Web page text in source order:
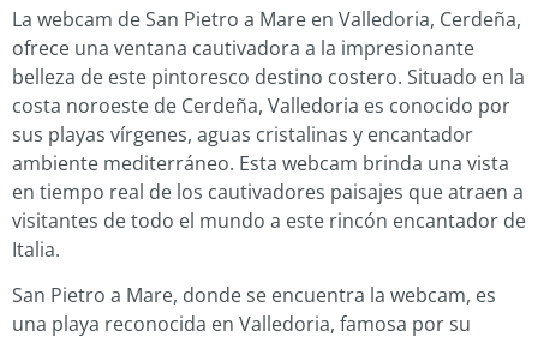
La webcam de San Pietro a Mare en Valledoria, Cerdeña,
ofrece una ventana cautivadora a la impresionante
belleza de este pintoresco destino costero. Situado en la
costa noroeste de Cerdeña, Valledoria es conocido por
sus playas vírgenes, aguas cristalinas y encantador
ambiente mediterráneo. Esta webcam brinda una vista
en tiempo real de los cautivadores paisajes que atraen a
visitantes de todo el mundo a este rincón encantador de
Italia.
San Pietro a Mare, donde se encuentra la webcam, es
una playa reconocida en Valledoria, famosa por su